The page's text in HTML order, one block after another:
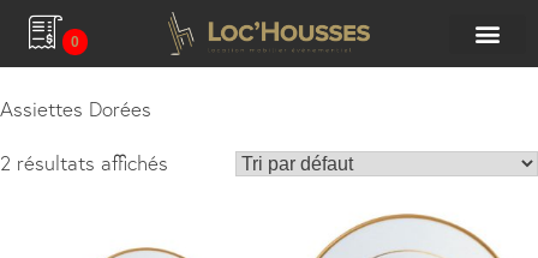
0
Assiettes Dorées
2 résultats affichés